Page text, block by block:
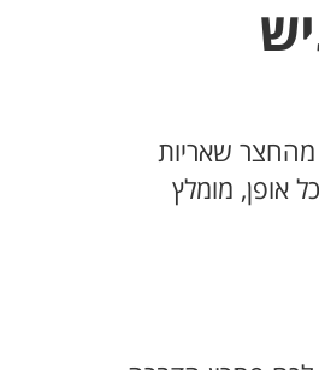
שאריות
אופן, מומלץ